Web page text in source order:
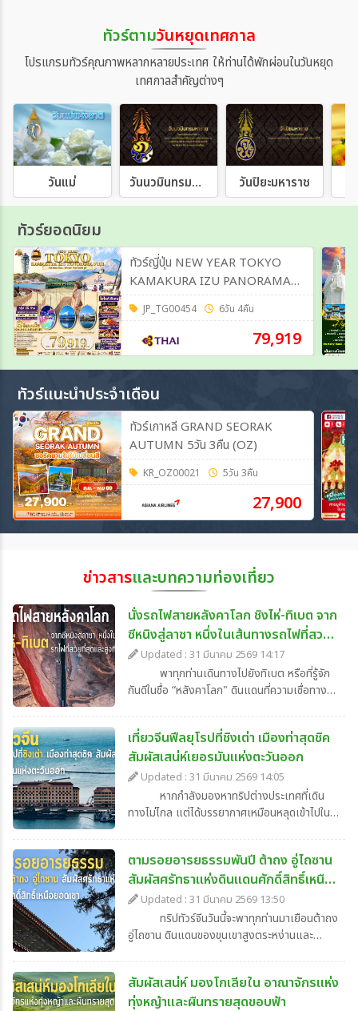
ทัวร์ตามวันหยุดเทศกาล
โปรแกรมทัวร์คุณภาพหลากหลายประเทศ ให้ท่านได้พักผ่อนในวันหยุด
เทศกาลสำคัญต่างๆ
วันแม่ วันนวมินทรมหาราช วันปิยะมหาราช
ทัวร์ยอดนิยม
ทัวร์ญี่ปุ่น NEW YEAR TOKYO
KAMAKURA IZU PANORAMA
FUJI 6วัน 4คืน (TG)
JP_TG00454 6วัน 4คืน
79,919
ทัวร์แนะนำประจำเดือน
ทัวร์เกาหลี GRAND SEORAK
AUTUMN 5วัน 3คืน (OZ)
KR_OZ00021 5วัน 3คืน
27,900
ข่าวสารและบทความท่องเที่ยว
นั่งรถไฟสายหลังคาโลก ชิงไห่-ทิเบต จาก
ซีหนิงสู่ลาซา หนึ่งในเส้นทางรถไฟที่สวย
ที่สุดและสูงที่สุดในโลก
Updated : 31 มีนาคม 2569 14:17
พาทุกท่านเดินทางไปยังทิเบต หรือที่รู้จัก
กันดีในชื่อ “หลังคาโลก" ดินแดนที่ความเชื่อทางจิต
กับอ้อมกอดของเทือกเขาหิมาลัยและท้องฟ้าสี
คราม ซึ่งหนึ่งในวิธีการเข้าสู่ดินแดนศักดิ์สิทธิ์นี้ที่น่า
ประทับใจมากที่สุด คือการไปทัวร์จีนแล้วนั่งรถไฟ
สายชิงไห่-ทิเบต จากเมืองซีหนิงไปยังลาซา ผ่าน
เส้นทางรถไฟที่สูงที่สุดในโลกซึ่งทอดตัวผ่านทุ่ง
หญ้ากว้างและธารน้ำแข็งอันเก่าแก่ การเดินทาง
ทัวร์จีนไปยังทิเบตโดยรถไฟสายนี้ จะค่อย ๆ พา
เราไต่ระดับความสูงขึ้นไปเรื่อย ๆ โดยสามารถชม
วิวผ่านหน้าต่างโบกี้รถไฟที่เผยให้เห็นทัศนียภาพ
งดงามชวนตะลึง ว่าแล้วก็มาดูข้อมูลเที่ยวจีนแล้ว
ต่อด้วยการเที่ยวทิเบตด้วยเส้นทางรถไฟชิงไห่-
ทิเบต เพื่อเตรียมตัวให้พร้อมสำหรับการเดินทาง
ที่สุดแสนพิเศษนี้กันค่ะ
เที่ยวจีนฟีลยุโรปที่ชิงเต่า เมืองท่าสุดชิค
สัมผัสเสน่ห์เยอรมันแห่งตะวันออก
Updated : 31 มีนาคม 2569 14:05
หากกำลังมองหาทริปต่างประเทศที่เดิน
ทางไม่ไกล แต่ได้บรรยากาศเหมือนหลุดเข้าไปใน
ไม่ได้มีดีแค่ชื่อแบรนด์เบียร์ระดับโลก แต่ยังโดด
เด่นด้วยความเป็นเมืองที่ผสมผสานประวัติศาสตร์
เข้ากับความทันสมัยได้อย่างลงตัว ตลอดสองข้าง
ทางเราจะได้เห็นอาคารทรงยุโรปหลังคาสีแดงที่
ตัดกับสีฟ้าของน้ำทะเล พร้อมลมเย็นสบายที่พัด
ผ่าน ได้ฟีลเหมือนเดินเที่ยวอยู่ในเมืองแถบยุโรป
กันเลยค่ะ ซึ่งการไปเที่ยวจีนที่ชิงเต่าครั้งนี้จะ
เปลี่ยนภาพจำเดิม ๆ ของการทัวร์จีนไปอย่างสิ้น
เชิง เพราะที่นี่คือ "ลิตเติ้ลเยอรมนี" ที่ซ่อนตัวอยู่
ตามรอยอารยธรรมพันปี ต้าถง อู่ไถซาน
สัมผัสศรัทธาแห่งดินแดนศักดิ์สิทธิ์เหนือ
ยอดเขา
Updated : 31 มีนาคม 2569 13:50
ทริปทัวร์จีนวันนี้จะพาทุกท่านมาเยือนต้าถง
อู่ไถซาน ดินแดนของขุนเขาสูงตระหง่านและ
อารยธรรมที่สืบทอดมายาวนานนับพันปี ซึ่งทั้ง
ต้าถงและอู่ไถซาน คือสองจุดหมายที่ผสานทั้ง
สัมผัสเสน่ห์ มองโกเลียใน อาณาจักรแห่ง
ทุ่งหญ้าและผืนทรายสุดขอบฟ้า